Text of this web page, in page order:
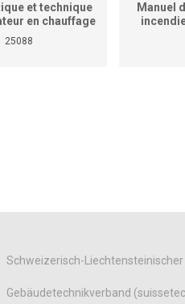
et technique
en chauffage
pas le manuel
pratiques pour
25088
Manuel
Schweizerisch-Liechtensteinischer
Gebäudetechnikverband